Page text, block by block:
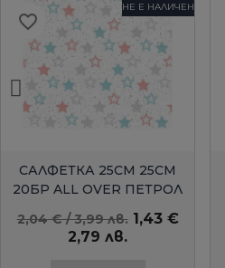
БЪРЗ ПРЕГЛЕД
НЕ Е НАЛИЧЕН
САЛФЕТКА 25СМ 25СМ
20БР ALL OVER ПЕТРОЛ
2,04 € / 3,99 лв. 1,43 €
2,79 лв.
favorite_border